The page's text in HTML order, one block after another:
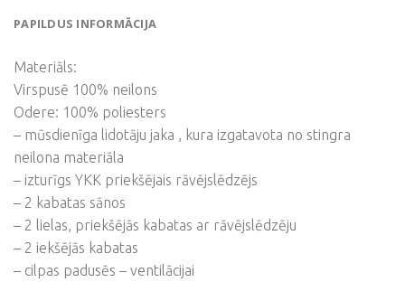
PAPILDUS INFORMĀCIJA
Materiāls:
Virspusē 100% neilons
Odere: 100% poliesters
– mūsdienīga lidotāju jaka , kura izgatavota no stingra
neilona materiāla
– izturīgs YKK priekšējais rāvējslēdzējs
– 2 kabatas sānos
– 2 lielas, priekšējās kabatas ar rāvējslēdzēju
– 2 iekšējās kabatas
– cilpas padusēs – ventilācijai